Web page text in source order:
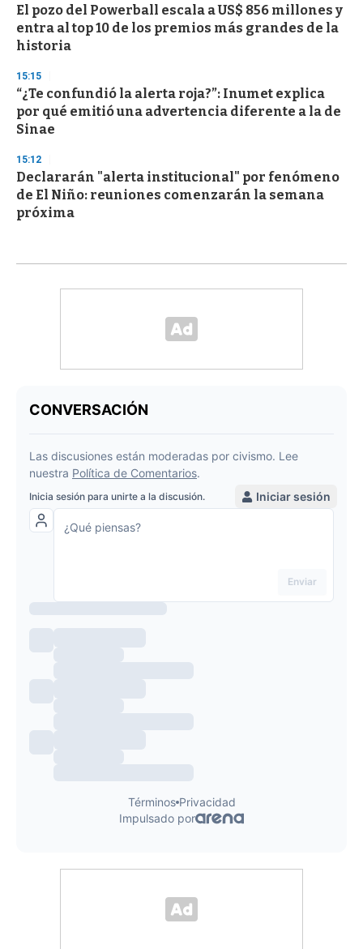
El pozo del Powerball escala a US$ 856 millones y
entra al top 10 de los premios más grandes de la
historia
15:15
“¿Te confundió la alerta roja?”: Inumet explica
por qué emitió una advertencia diferente a la de
Sinae
15:12
Declararán "alerta institucional" por fenómeno
de El Niño: reuniones comenzarán la semana
próxima